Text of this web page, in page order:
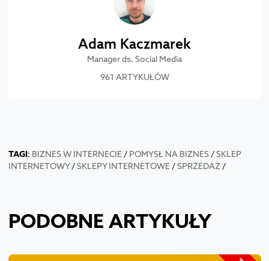
Adam Kaczmarek
Manager ds. Social Media
961 ARTYKUŁÓW
TAGI: BIZNES W INTERNECIE / POMYSŁ NA BIZNES/SKLEP
INTERNETOWY/SKLEPY INTERNETOWE /SPRZEDAŻ/
PODOBNE ARTYKUŁY